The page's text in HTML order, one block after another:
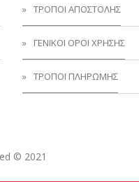
ΤΡΌΠΟΙ ΑΠΟΣΤΟΛΉΣ
ΓΕΝΙΚΟΊ ΌΡΟΙ ΧΡΉΣΗΣ
ΤΡΟΠΟΙ ΠΛΗΡΩΜΗΣ
© 2021